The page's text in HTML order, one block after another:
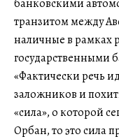
банковскими
транзитом между
наличные в рамках
государственными
«Фактически речь
заложников и
«сила», о которой
Орбан, то это сила